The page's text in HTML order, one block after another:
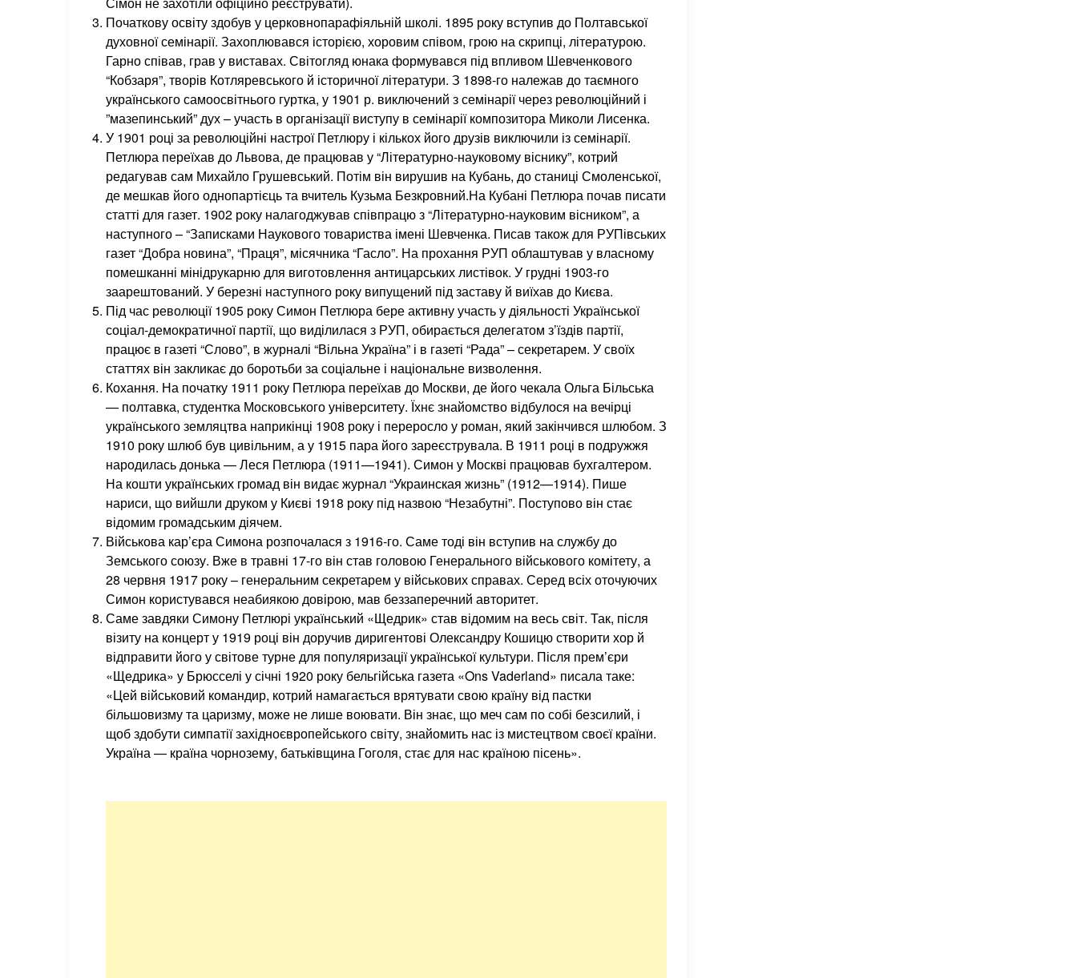
Початкову освіту здобув у церковнопарафіяльній школі. 1895 року вступив до Полтавської
духовної семінарії. Захоплювався історією, хоровим співом, грою на скрипці, літературою.
Гарно співав, грав у виставах. Світогляд юнака формувався під впливом Шевченкового
“Кобзаря”, творів Котляревського й історичної літератури. З 1898-го належав до таємного
українського самоосвітнього гуртка, у 1901 р. виключений з семінарії через революційний і
”мазепинський” дух – участь в організації виступу в семінарії композитора Миколи Лисенка.
У 1901 році за революційні настрої Петлюру і кількох його друзів виключили із семінарії.
Петлюра переїхав до Львова, де працював у “Літературно-науковому віснику”, котрий
редагував сам Михайло Грушевський. Потім він вирушив на Кубань, до станиці Смоленської,
де мешкав його однопартієць та вчитель Кузьма Безкровний.На Кубані Петлюра почав писати
статті для газет. 1902 року налагоджував співпрацю з “Літературно-науковим вісником”, а
наступного – “Записками Наукового товариства імені Шевченка. Писав також для РУПівських
газет “Добра новина”, “Праця”, місячника “Гасло”. На прохання РУП облаштував у власному
помешканні мінідрукарню для виготовлення антицарських листівок. У грудні 1903-го
заарештований. У березні наступного року випущений під заставу й виїхав до Києва.
Під час революції 1905 року Симон Петлюра бере активну участь у діяльності Української
соціал-демократичної партії, що виділилася з РУП, обирається делегатом з’їздів партії,
працює в газеті “Слово”, в журналі “Вільна Україна” і в газеті “Рада” – секретарем. У своїх
статтях він закликає до боротьби за соціальне і національне визволення.
Кохання. На початку 1911 року Петлюра переїхав до Москви, де його чекала Ольга Більська
— полтавка, студентка Московського університету. Їхнє знайомство відбулося на вечірці
українського земляцтва наприкінці 1908 року і переросло у роман, який закінчився шлюбом. З
1910 року шлюб був цивільним, а у 1915 пара його зареєструвала. В 1911 році в подружжя
народилась донька — Леся Петлюра (1911—1941). Симон у Москві працював бухгалтером.
На кошти українських громад він видає журнал “Украинская жизнь” (1912—1914). Пише
нариси, що вийшли друком у Києві 1918 року під назвою “Незабутні”. Поступово він стає
відомим громадським діячем.
Військова кар’єра Симона розпочалася з 1916-го. Саме тоді він вступив на службу до
Земського союзу. Вже в травні 17-го він став головою Генерального військового комітету, а
28 червня 1917 року – генеральним секретарем у військових справах. Серед всіх оточуючих
Симон користувався неабиякою довірою, мав беззаперечний авторитет.
Саме завдяки Симону Петлюрі український «Щедрик» став відомим на весь світ. Так, після
візиту на концерт у 1919 році він доручив диригентові Олександру Кошицю створити хор й
відправити його у світове турне для популяризації української культури. Після прем’єри
«Щедрика» у Брюсселі у січні 1920 року бельгійська газета «Ons Vaderland» писала таке:
«Цей військовий командир, котрий намагається врятувати свою країну від пастки
більшовизму та царизму, може не лише воювати. Він знає, що меч сам по собі безсилий, і
щоб здобути симпатії західноєвропейського світу, знайомить нас із мистецтвом своєї країни.
Україна — країна чорнозему, батьківщина Гоголя, стає для нас країною пісень».